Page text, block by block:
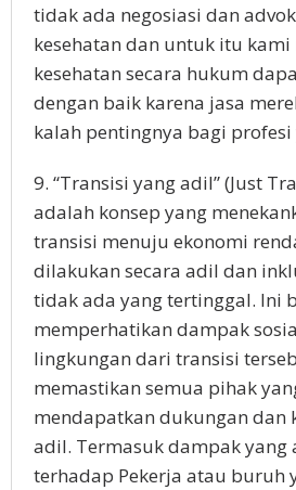
tidak ada negosiasi dan
kesehatan dan untuk itu
kesehatan secara hukum
dengan baik karena jasa
kalah pentingnya bagi
9. “Transisi yang adil” (Just
adalah konsep yang
transisi menuju ekonomi
dilakukan secara adil dan
tidak ada yang tertinggal. Ini
memperhatikan dampak
lingkungan dari transisi
memastikan semua pihak
mendapatkan dukungan dan
adil. Termasuk dampak yang
terhadap Pekerja atau buruh